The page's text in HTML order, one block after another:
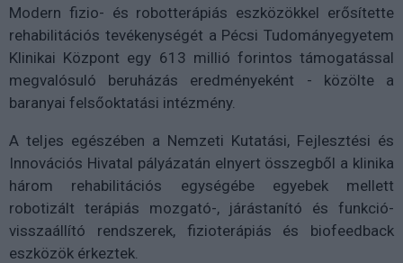
Modern fizio- és robotterápiás eszközökkel erősítette
rehabilitációs tevékenységét a Pécsi Tudományegyetem
Klinikai Központ egy 613 millió forintos támogatással
megvalósuló beruházás eredményeként - közölte a
baranyai felsőoktatási intézmény.
A teljes egészében a Nemzeti Kutatási, Fejlesztési és
Innovációs Hivatal pályázatán elnyert összegből a klinika
három rehabilitációs egységébe egyebek mellett
robotizált terápiás mozgató-, járástanító és funkció-
visszaállító rendszerek, fizioterápiás és biofeedback
eszközök érkeztek.